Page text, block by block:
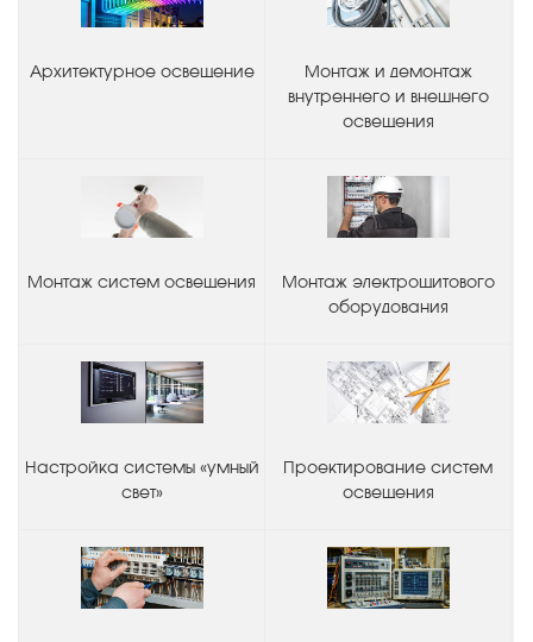
Архитектурное освещение
Монтаж и демонтаж
внутреннего и внешнего
освещения
Монтаж систем освещения
Монтаж электрощитового
оборудования
Настройка системы «умный
свет»
Проектирование систем
освещения